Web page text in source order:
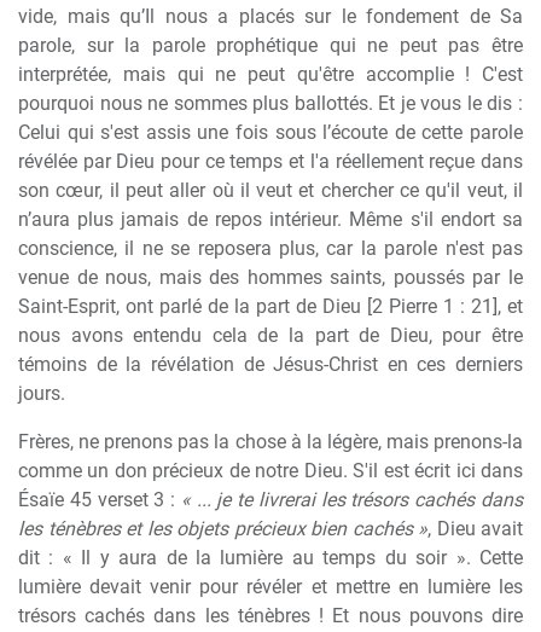
vide, mais qu’Il nous a placés sur le fondement de Sa
parole, sur la parole prophétique qui ne peut pas être
interprétée, mais qui ne peut qu'être accomplie ! C'est
pourquoi nous ne sommes plus ballottés. Et je vous le dis :
Celui qui s'est assis une fois sous l’écoute de cette parole
révélée par Dieu pour ce temps et l'a réellement reçue dans
son cœur, il peut aller où il veut et chercher ce qu'il veut, il
n’aura plus jamais de repos intérieur. Même s'il endort sa
conscience, il ne se reposera plus, car la parole n'est pas
venue de nous, mais des hommes saints, poussés par le
Saint-Esprit, ont parlé de la part de Dieu [2 Pierre 1 : 21], et
nous avons entendu cela de la part de Dieu, pour être
témoins de la révélation de Jésus-Christ en ces derniers
jours.
Frères, ne prenons pas la chose à la légère, mais prenons-la
comme un don précieux de notre Dieu. S'il est écrit ici dans
Ésaïe 45 verset 3 : « ... je te livrerai les trésors cachés dans
les ténèbres et les objets précieux bien cachés », Dieu avait
dit : « Il y aura de la lumière au temps du soir ». Cette
lumière devait venir pour révéler et mettre en lumière les
trésors cachés dans les ténèbres ! Et nous pouvons dire